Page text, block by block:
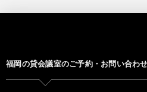
福岡の貸会議室のご予約・お問い合わ